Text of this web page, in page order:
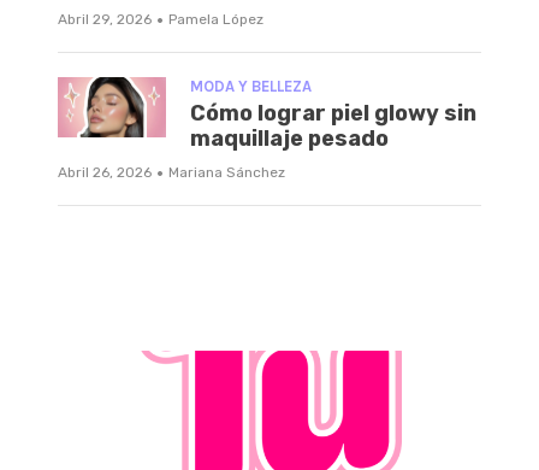
Abril 29, 2026 · Pamela López
MODA Y BELLEZA
Cómo lograr piel glowy sin
maquillaje pesado
Abril 26, 2026 · Mariana Sánchez